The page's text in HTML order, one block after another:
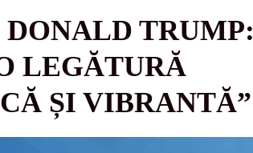
TRUMP:
LEGĂTURĂ
ȘI VIBRANTĂ”